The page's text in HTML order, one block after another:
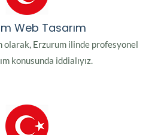
Web Tasarım
olarak, Erzurum ilinde profesyonel
konusunda iddialıyız.